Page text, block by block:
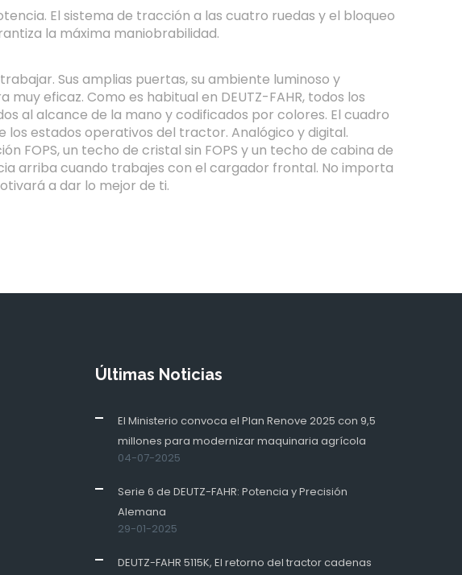
El sistema de tracción a las cuatro ruedas y el bloqueo
la máxima maniobrabilidad.
Sus amplias puertas, su ambiente luminoso y
eficaz. Como es habitual en DEUTZ-FAHR, todos los
al alcance de la mano y codificados por colores. El cuadro
estados operativos del tractor. Analógico y digital.
FOPS, un techo de cristal sin FOPS y un techo de cabina de
arriba cuando trabajes con el cargador frontal. No importa
a dar lo mejor de ti.
Últimas Noticias
El Ministerio convoca el Plan Renove 2025 con 9,5
millones para modernizar maquinaria agrícola
04-07-2025
Serie 6 de DEUTZ-FAHR: Potencia y Precisión
Alemana
29-01-2025
DEUTZ-FAHR 5115K, El retorno del tractor cadenas